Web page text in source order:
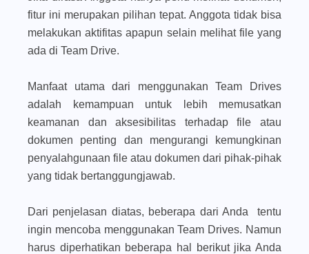
fitur ini merupakan pilihan tepat. Anggota tidak bisa
melakukan aktifitas apapun selain melihat file yang
ada di Team Drive.
Manfaat utama dari menggunakan Team Drives
adalah kemampuan untuk lebih memusatkan
keamanan dan aksesibilitas terhadap file atau
dokumen penting dan mengurangi kemungkinan
penyalahgunaan file atau dokumen dari pihak-pihak
yang tidak bertanggungjawab.
Dari penjelasan diatas, beberapa dari Anda tentu
ingin mencoba menggunakan Team Drives. Namun
harus diperhatikan beberapa hal berikut jika Anda